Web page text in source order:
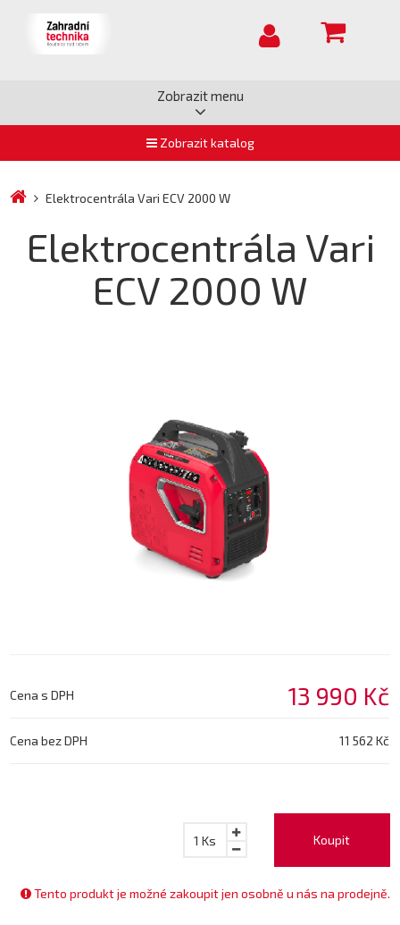
Zobrazit menu
Zobrazit katalog
Elektrocentrála Vari ECV 2000 W
Elektrocentrála Vari
ECV 2000 W
Cena s DPH 13 990 Kč
Cena bez DPH 11 562 Kč
Koupit
1 Ks
Tento produkt je možné zakoupit jen osobně u nás na prodejně.